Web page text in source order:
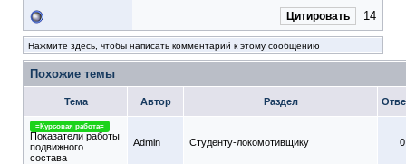
Цитировать 14
Нажмите здесь, чтобы написать комментарий к этому сообщению
Похожие темы
Тема Автор Раздел
=Курсовая работа=
Показатели работы
подвижного
состава
Admin Студенту-локомотивщику 0